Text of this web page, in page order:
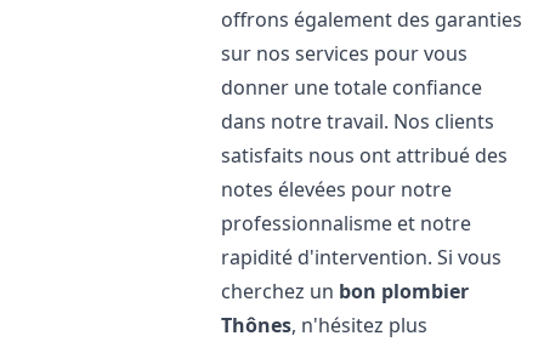
offrons également des garanties
sur nos services pour vous
donner une totale confiance
dans notre travail. Nos clients
satisfaits nous ont attribué des
notes élevées pour notre
professionnalisme et notre
rapidité d'intervention. Si vous
cherchez un bon plombier
Thônes, n'hésitez plus